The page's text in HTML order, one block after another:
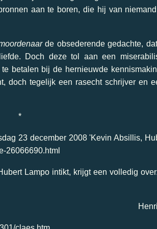
aan te boren, die hij van
de obsederende gedachte,
Doch deze tol aan een
betalen bij de hernieuwde
doch tegelijk een rasecht schrijver en
*
23 december 2008 'Kevin Absillis,
26066690.html
Lampo intikt, krijgt een volledig